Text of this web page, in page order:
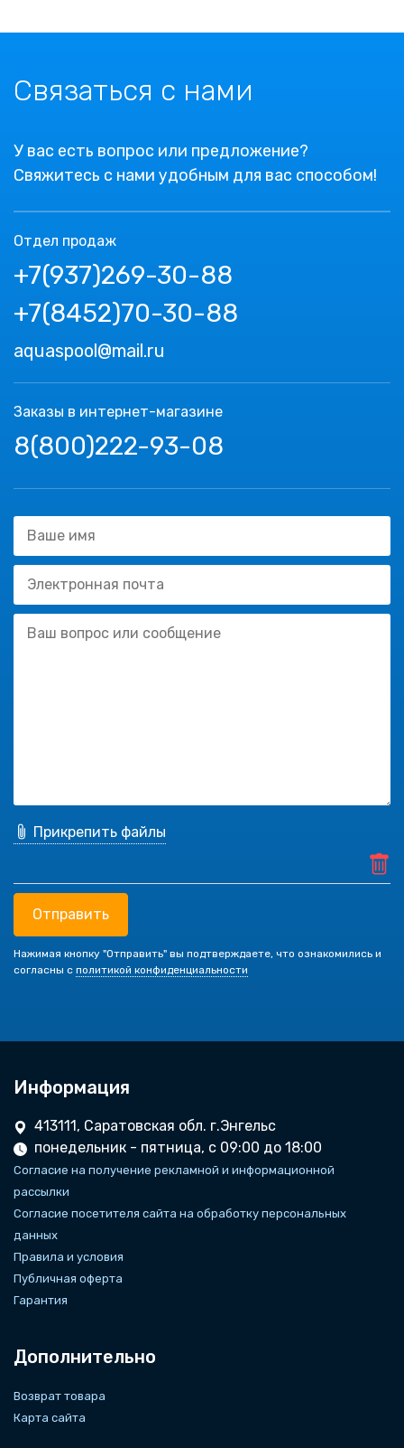
Связаться с нами
У вас есть вопрос или предложение?
Свяжитесь с нами удобным для вас способом!
Отдел продаж
+7(937)269-30-88
+7(8452)70-30-88
aquaspool@mail.ru
Заказы в интернет-магазине
8(800)222-93-08
Прикрепить файлы
Отправить
Нажимая кнопку "Отправить" вы подтверждаете, что ознакомились и
согласны с политикой конфиденциальности
Информация
413111, Саратовская обл. г.Энгельс
понедельник - пятница, с 09:00 до 18:00
Согласие на получение рекламной и информационной
рассылки
Согласие посетителя сайта на обработку персональных
данных
Правила и условия
Публичная оферта
Гарантия
Дополнительно
Возврат товара
Карта сайта